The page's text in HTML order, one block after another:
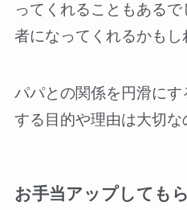
ってくれることもある
者になってくれるかもし
パパとの関係を円滑に
する目的や理由は大切な
お手当アップしても